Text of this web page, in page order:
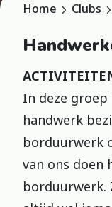
Home Clubs
In deze
handwerk
borduurwerk
van ons doen
borduurwerk.